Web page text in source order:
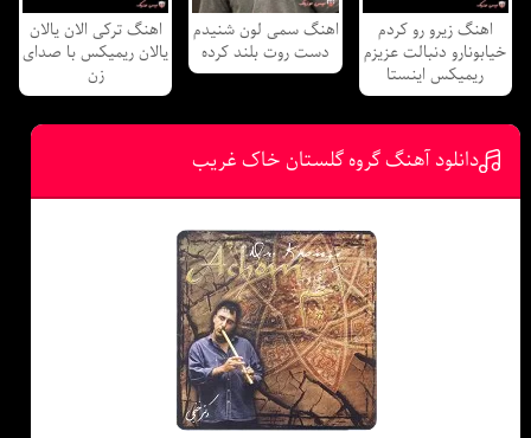
اهنگ زیرو رو کردم
خیابونارو دنبالت عزیزم
ریمیکس اینستا
اهنگ سمی لون شنیدم
دست روت بلند کرده
اهنگ ترکی الان یالان
یالان ریمیکس با صدای
زن
دانلود آهنگ گروه گلستان خاک غریب